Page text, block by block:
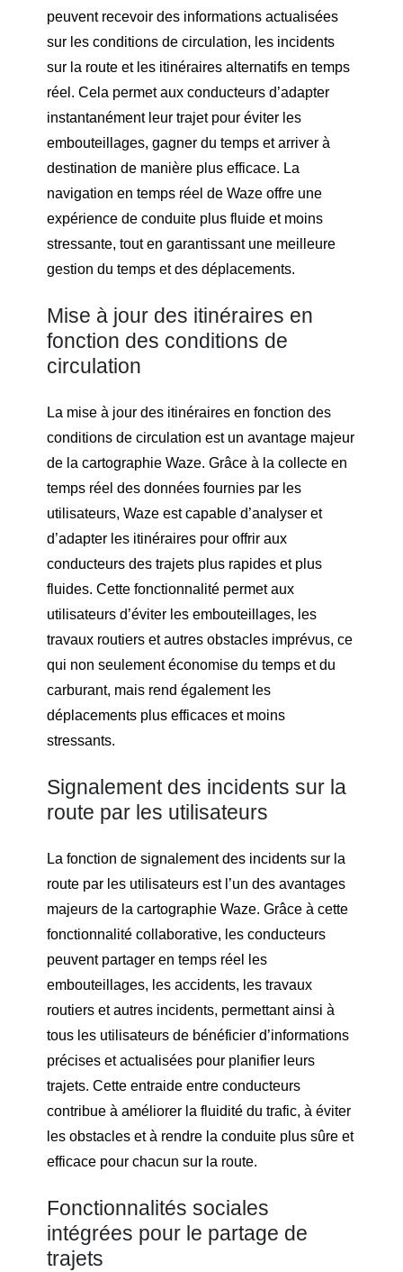
peuvent recevoir des informations actualisées
sur les conditions de circulation, les incidents
sur la route et les itinéraires alternatifs en temps
réel. Cela permet aux conducteurs d’adapter
instantanément leur trajet pour éviter les
embouteillages, gagner du temps et arriver à
destination de manière plus efficace. La
navigation en temps réel de Waze offre une
expérience de conduite plus fluide et moins
stressante, tout en garantissant une meilleure
gestion du temps et des déplacements.
Mise à jour des itinéraires en
fonction des conditions de
circulation
La mise à jour des itinéraires en fonction des
conditions de circulation est un avantage majeur
de la cartographie Waze. Grâce à la collecte en
temps réel des données fournies par les
utilisateurs, Waze est capable d’analyser et
d’adapter les itinéraires pour offrir aux
conducteurs des trajets plus rapides et plus
fluides. Cette fonctionnalité permet aux
utilisateurs d’éviter les embouteillages, les
travaux routiers et autres obstacles imprévus, ce
qui non seulement économise du temps et du
carburant, mais rend également les
déplacements plus efficaces et moins
stressants.
Signalement des incidents sur la
route par les utilisateurs
La fonction de signalement des incidents sur la
route par les utilisateurs est l’un des avantages
majeurs de la cartographie Waze. Grâce à cette
fonctionnalité collaborative, les conducteurs
peuvent partager en temps réel les
embouteillages, les accidents, les travaux
routiers et autres incidents, permettant ainsi à
tous les utilisateurs de bénéficier d’informations
précises et actualisées pour planifier leurs
trajets. Cette entraide entre conducteurs
contribue à améliorer la fluidité du trafic, à éviter
les obstacles et à rendre la conduite plus sûre et
efficace pour chacun sur la route.
Fonctionnalités sociales
intégrées pour le partage de
trajets